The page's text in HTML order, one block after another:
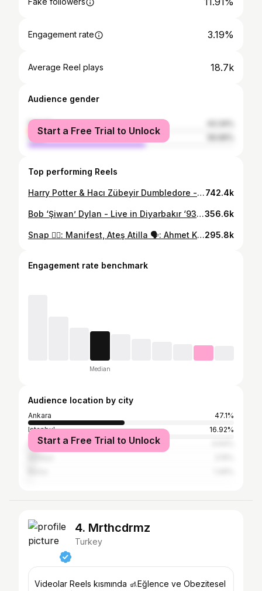
Engagement rate 3.19%
Average Reel plays 18.7k
Audience gender
female
male
Start a Free Trial to Unlock
Top performing Reels
Harry Potter & Hacı Zübeyir Dumbledore - “Okul Nası Gidiyi?” 🎞️: Harry Potter and the Half-Blood Prince, 2009. 🎙️: Vizontele Tuuba, 2004. #harrypotter #albusdumbledore #vizonteletuuba #videocollage #videomontage #dumbledore #nejatuygur #vizontele #keşfet #keşfetteyiz #yılmazerdoğan742.4k
Bob ‘Şiwan’ Dylan - Live in Diyarbakır ‘93 🎞️: Bob Dylan, Live in Hughes Stadium Fort Collins, Colorado, 1976. 🎙️: Reşo, Lo Dılo, 1999. #bobdylan #reşo #lodılo #miniklip #kurdishmusic #megrimegri #joanbaez #countrymusic #kürtçemüzik #kurdish #keşfet #keşfetteyiz356.6k
Snap ✍🏽: Manifest, Ateş Atilla 🗣️: Ahmet Kaya #keşfetteyiz #emindeğilim #manifest #ahmetkaya #yapayzekayayaptırabilirdin #taklitmizahımıkaldı @m6nifestgirls295.8k
Engagement rate benchmark
Median
Audience location by city
Ankara
47.1%
Istanbul
16.92%
İzmirStart a Free Trial to Unlock
4. Mrthcdrmz
Turkey
Videolar Reels kısmında 🚮Eğlence ve Obezitesel